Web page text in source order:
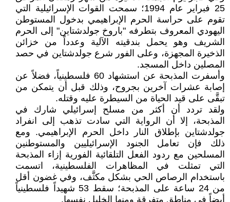
25 فبراير عام 1994؛ سمحت القوات الإسرائيلية التي
تقوم على حراسة الحرم الإبراهيمي بدخول المستوطن
اليهودي المعروف بتطرفه "باروخ جولدشتاين" إلى الحرم
الشريف وهو يحمل بندقيته الآلية وعدداً من خزائن
الذخيرة المجهزة، وعلى الفور شرع جولدشتاين في حصد
المصلين داخل المسجد.
وأسفرت المذبحة عن استشهاد 60 فلسطينياً، فضلاً عن
إصابة عشرات آخرين بجروح، وذلك قبل أن يتمكن من
تبقَّى على قيد الحياة من السيطرة عليه وقتله.
ولقد تردد أن أكثر من مسلح إسرائيلي شارك في
المذبحة، إلا أن الرواية التي سادت تذهب إلى انفراد
جولدشتاين بإطلاق النار داخل الحرم الإبراهيمي. ومع
ذلك فإن تعامل الجنود الإسرائيليين والمستوطنين
المسلحين مع ردود الفعل التلقائية الفورية إزاء المذبحة
التي تمثلت في المظاهرات الفلسطينية، اتسمت
باستخدام الرصاص الحي بشكل مكثَّف، وفي غضون أقل
من 24 ساعة على المذبحة؛ سقط 53 شهيداً فلسطينياً
أيضاً في مناطق متفرقة ومنها الخليل نفسها.